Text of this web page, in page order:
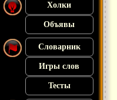
Холки
Объявы
Словарник
Игры слов
Тесты